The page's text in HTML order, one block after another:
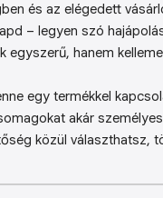
és az elégedett
– legyen szó
egyszerű, hanem
egy termékkel
akár
közül választhatsz,